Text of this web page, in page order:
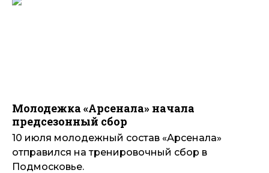
Молодежка «Арсенала» начала
предсезонный сбор
10 июля молодежный состав «Арсенала»
отправился на тренировочный сбор в
Подмосковье.